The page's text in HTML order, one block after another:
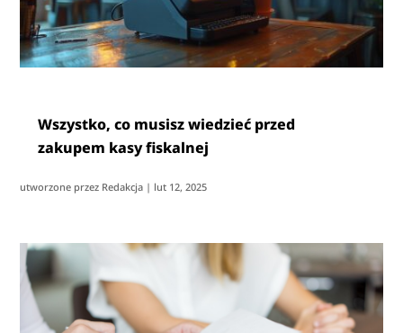
Wszystko, co musisz wiedzieć przed
zakupem kasy fiskalnej
utworzone przez Redakcja | lut 12, 2025